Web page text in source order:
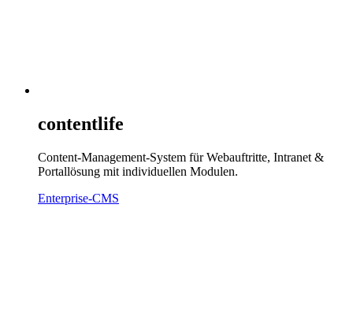
contentlife
Content-Management-System für Webauftritte, Intranet &
Portallösung mit individuellen Modulen.
Enterprise-CMS